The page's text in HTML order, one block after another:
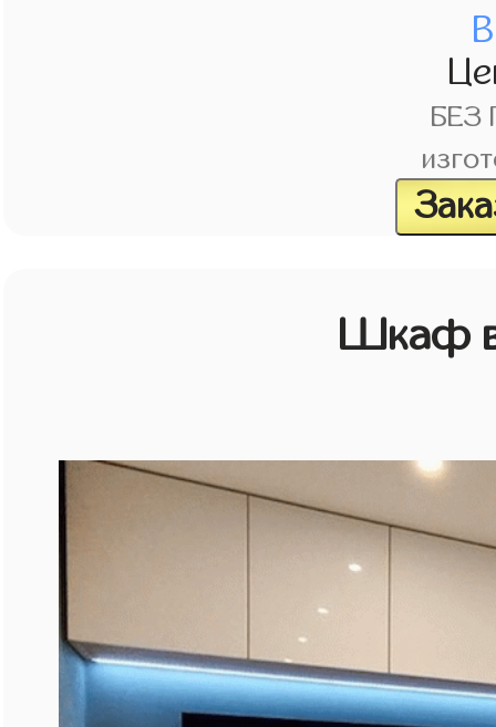
БЕЗ
Шкаф в